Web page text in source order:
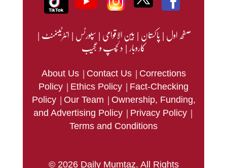
صفحہ اول|پاکستان|بین الاقوامی|سپورٹس|انٹرٹینمنٹ|
کاروبار|دلچسپ و عجیب
About Us | Contact Us | Corrections
Policy | Ethics Policy | Fact-Checking
Policy | Our Team | Ownership, Funding,
and Advertising Policy | Privacy Policy |
Terms and Conditions
© 2026 Daily Mumtaz. All Rights